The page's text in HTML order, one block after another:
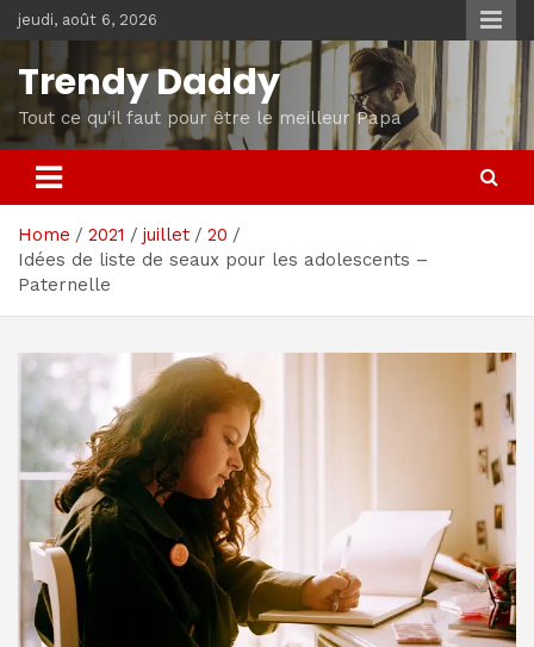
Skip
to
content
jeudi, août 6, 2026
Trendy Daddy
Tout ce qu'il faut pour être le meilleur Papa
Home 2021 juillet
20
Idées de liste de seaux pour les adolescents –
Paternelle